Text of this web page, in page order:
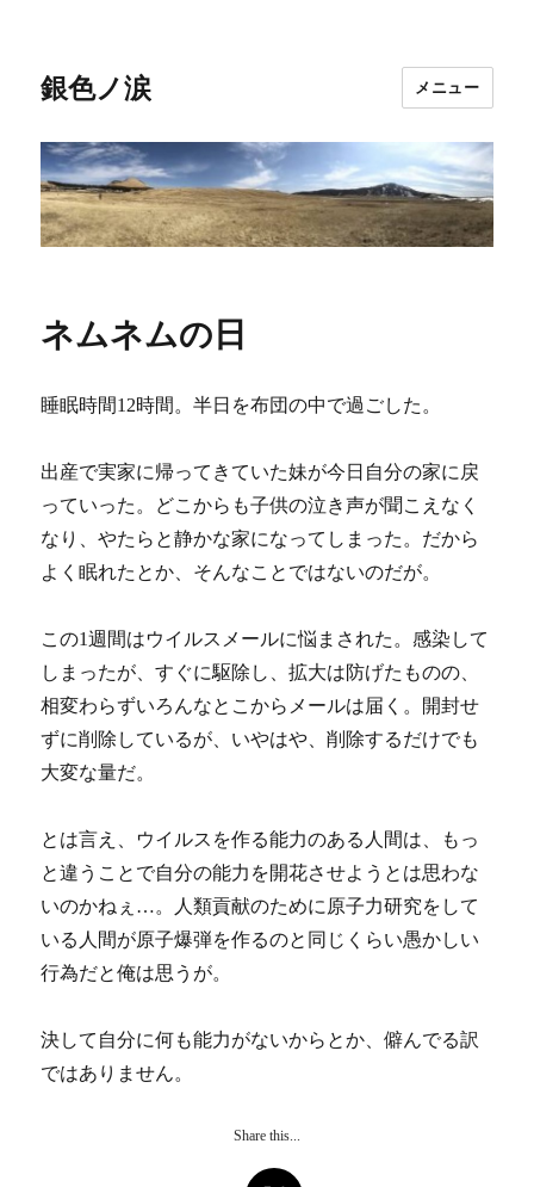
銀色ノ涙 メニュー
ネムネムの日
睡眠時間12時間。半日を布団の中で過ごした。
出産で実家に帰ってきていた妹が今日自分の家に戻
っていった。どこからも子供の泣き声が聞こえなく
なり、やたらと静かな家になってしまった。だから
よく眠れたとか、そんなことではないのだが。
この1週間はウイルスメールに悩まされた。感染して
しまったが、すぐに駆除し、拡大は防げたものの、
相変わらずいろんなとこからメールは届く。開封せ
ずに削除しているが、いやはや、削除するだけでも
大変な量だ。
とは言え、ウイルスを作る能力のある人間は、もっ
と違うことで自分の能力を開花させようとは思わな
いのかねぇ…。人類貢献のために原子力研究をして
いる人間が原子爆弾を作るのと同じくらい愚かしい
行為だと俺は思うが。
決して自分に何も能力がないからとか、僻んでる訳
ではありません。
Share this...